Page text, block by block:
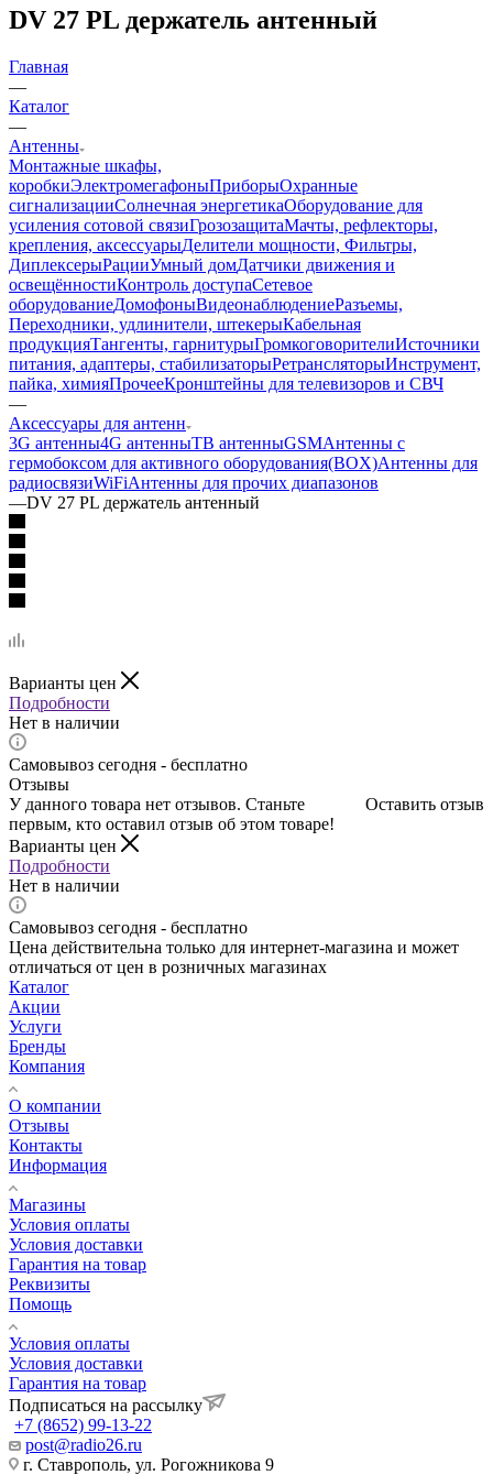
DV 27 PL держатель антенный
Главная
—
Каталог
—
Антенны
Монтажные шкафы,
коробкиЭлектромегафоныПриборыОхранные
сигнализацииСолнечная энергетикаОборудование для
усиления сотовой связиГрозозащитаМачты, рефлекторы,
крепления, аксессуарыДелители мощности, Фильтры,
ДиплексерыРацииУмный домДатчики движения и
освещённостиКонтроль доступаСетевое
оборудованиеДомофоныВидеонаблюдениеРазъемы,
Переходники, удлинители, штекерыКабельная
продукцияТангенты, гарнитурыГромкоговорителиИсточники
питания, адаптеры, стабилизаторыРетрансляторыИнструмент,
пайка, химияПрочееКронштейны для телевизоров и СВЧ
—
Аксессуары для антенн
3G антенны4G антенныТВ антенныGSMАнтенны с
гермобоксом для активного оборудования(BOX)Антенны для
радиосвязиWiFiАнтенны для прочих диапазонов
—DV 27 PL держатель антенный
Варианты цен
Подробности
Нет в наличии
Самовывоз сегодня - бесплатно
Отзывы
Оставить отзыв
У данного товара нет отзывов. Станьте
первым, кто оставил отзыв об этом товаре!
Варианты цен
Подробности
Нет в наличии
Самовывоз сегодня - бесплатно
Цена действительна только для интернет-магазина и может
отличаться от цен в розничных магазинах
Каталог
Акции
Услуги
Бренды
Компания
О компании
Отзывы
Контакты
Информация
Магазины
Условия оплаты
Условия доставки
Гарантия на товар
Реквизиты
Помощь
Условия оплаты
Условия доставки
Гарантия на товар
Подписаться на рассылку
+7 (8652) 99-13-22
post@radio26.ru
г. Ставрополь, ул. Рогожникова 9